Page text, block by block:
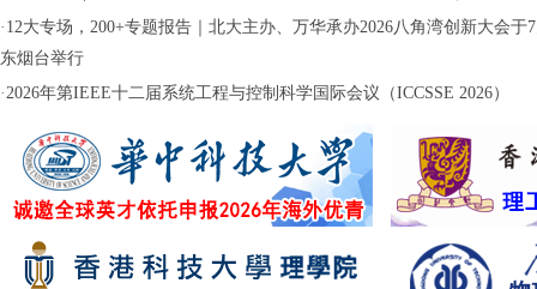
· 12大专场，200+专题报告｜北大主办、万华承办2026八角湾创新大会于
东烟台举行
·2026年第IEEE十二届系统工程与控制科学国际会议（ICCSSE 2026）